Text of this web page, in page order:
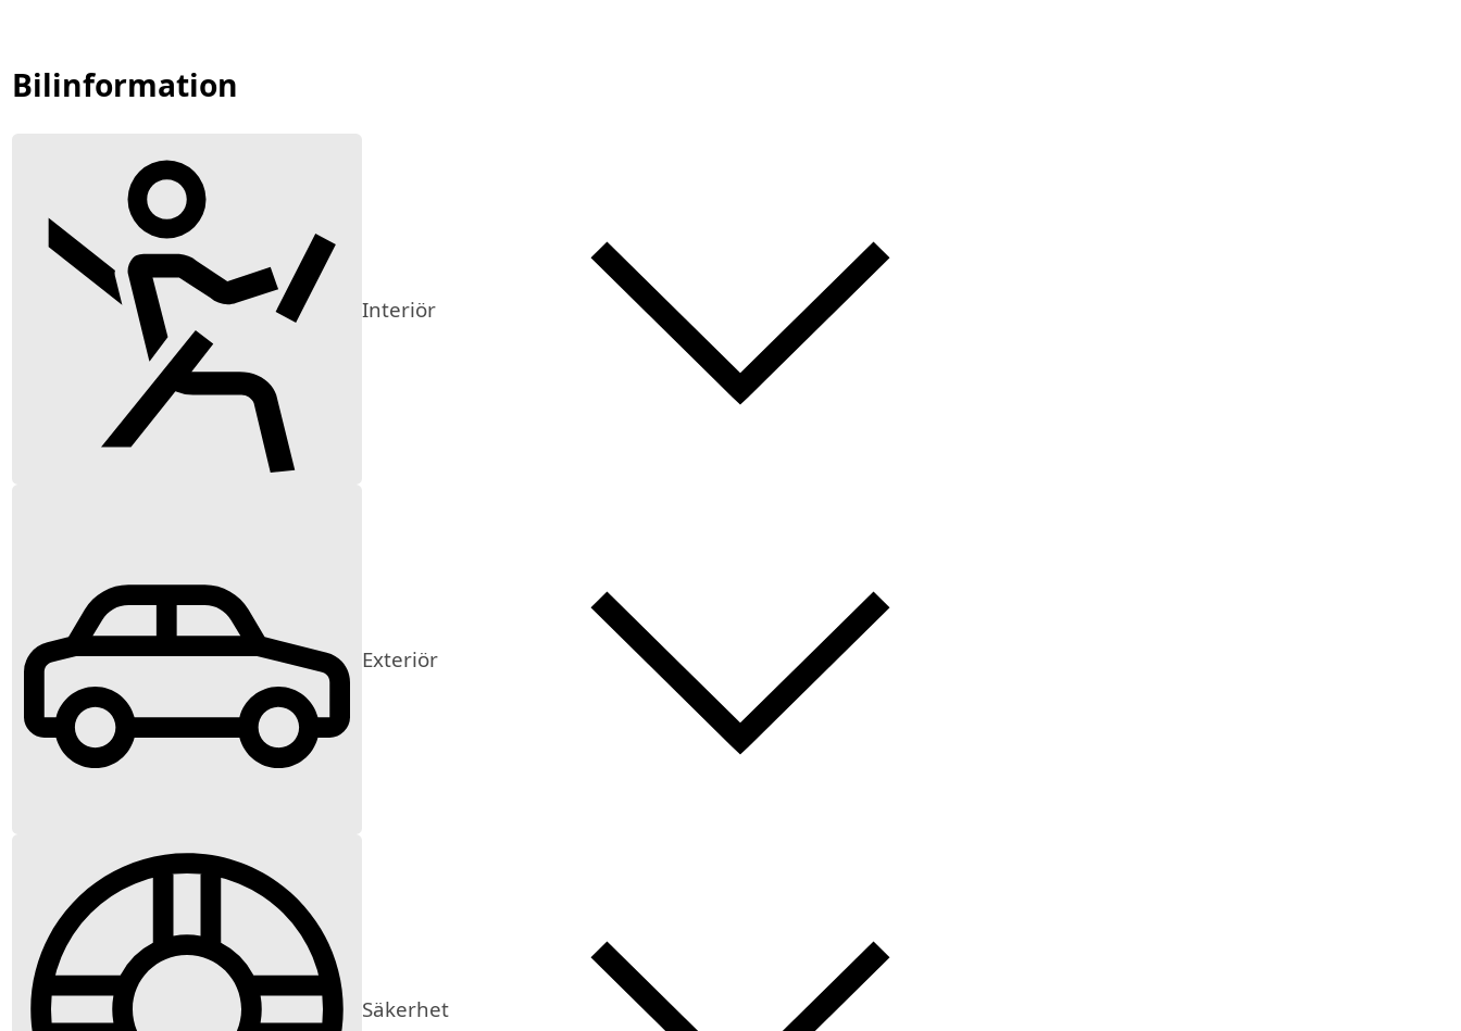
Bilinformation
Interiör
Exteriör
Säkerhet